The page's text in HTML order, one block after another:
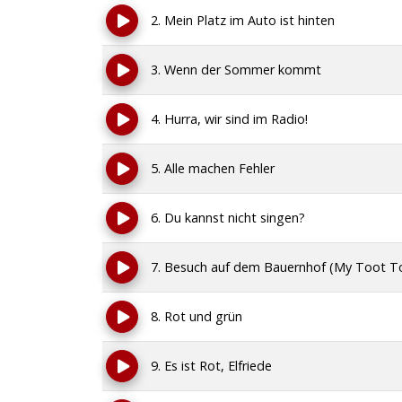
2. Mein Platz im Auto ist hinten
3. Wenn der Sommer kommt
4. Hurra, wir sind im Radio!
5. Alle machen Fehler
6. Du kannst nicht singen?
7. Besuch auf dem Bauernhof (My Toot
8. Rot und grün
9. Es ist Rot, Elfriede